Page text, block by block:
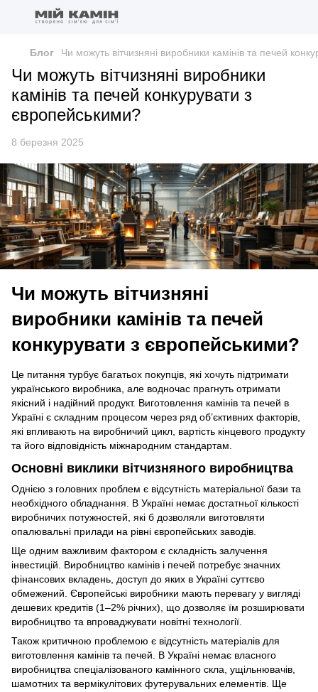
Блог Чи можуть вітчизняні виробники камінів та печей
Чи можуть вітчизняні виробники
камінів та печей конкурувати з
європейськими?
8 березня 2025
Чи можуть вітчизняні
виробники камінів та печей
конкурувати з європейськими?
Це питання турбує багатьох покупців, які хочуть підтримати
українського виробника, але водночас прагнуть отримати
якісний і надійний продукт. Виготовлення камінів та печей в
Україні є складним процесом через ряд об’єктивних факторів,
які впливають на виробничий цикл, вартість кінцевого продукту
та його відповідність міжнародним стандартам.
Основні виклики вітчизняного виробництва
Однією з головних проблем є відсутність матеріальної бази та
необхідного обладнання. В Україні немає достатньої кількості
виробничих потужностей, які б дозволяли виготовляти
опалювальні прилади на рівні європейських заводів.
Ще одним важливим фактором є складність залучення
інвестицій. Виробництво камінів і печей потребує значних
фінансових вкладень, доступ до яких в Україні суттєво
обмежений. Європейські виробники мають перевагу у вигляді
дешевих кредитів (1–2% річних), що дозволяє їм розширювати
виробництво та впроваджувати новітні технології.
Також критичною проблемою є відсутність матеріалів для
виготовлення камінів та печей. В Україні немає власного
виробництва спеціалізованого камінного скла, ущільнювачів,
шамотних та вермікулітових футерувальних елементів. Ще